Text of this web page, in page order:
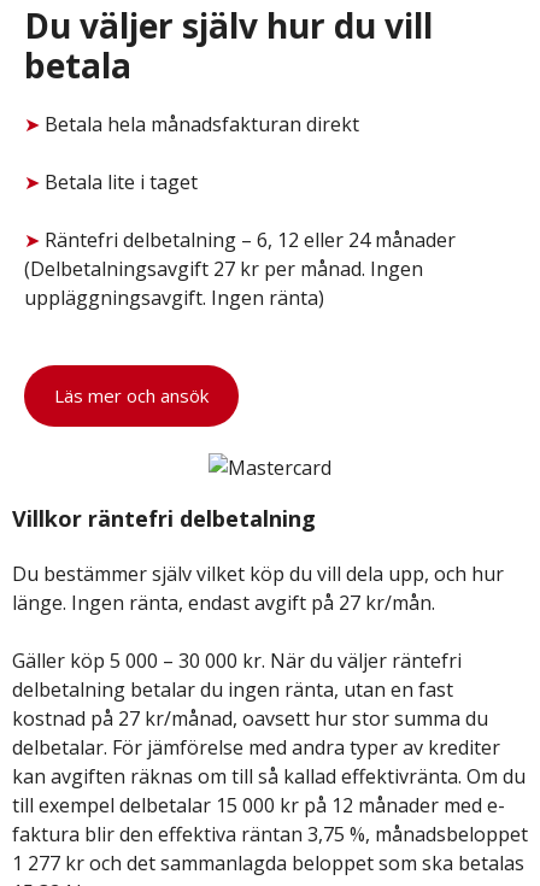
Du väljer själv hur du vill
betala
➤ Betala hela månadsfakturan direkt
➤ Betala lite i taget
➤ Räntefri delbetalning – 6, 12 eller 24 månader
(Delbetalningsavgift 27 kr per månad. Ingen
uppläggningsavgift. Ingen ränta)
Läs mer och ansök
Villkor räntefri delbetalning
Du bestämmer själv vilket köp du vill dela upp, och hur
länge. Ingen ränta, endast avgift på 27 kr/mån.
Gäller köp 5 000 – 30 000 kr. När du väljer räntefri
delbetalning betalar du ingen ränta, utan en fast
kostnad på 27 kr/månad, oavsett hur stor summa du
delbetalar. För jämförelse med andra typer av krediter
kan avgiften räknas om till så kallad effektivränta. Om du
till exempel delbetalar 15 000 kr på 12 månader med e-
faktura blir den effektiva räntan 3,75 %, månadsbeloppet
1 277 kr och det sammanlagda beloppet som ska betalas